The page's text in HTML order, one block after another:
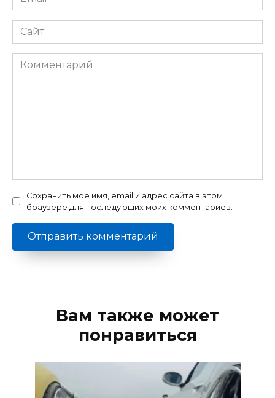
*
Сайт
Комментарий
Сохранить моё имя, email и адрес сайта в этом
браузере для последующих моих комментариев.
Вам также может
понравиться